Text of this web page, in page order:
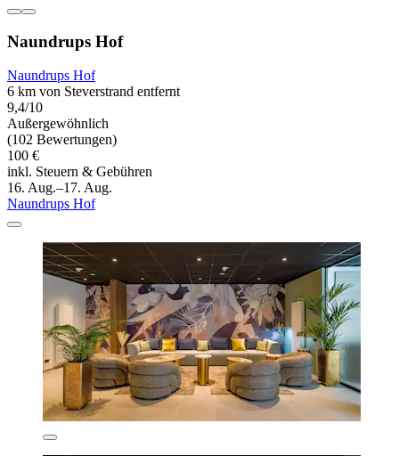
Naundrups Hof
Naundrups Hof
6 km von Steverstrand entfernt
9,4/10
Außergewöhnlich
(102 Bewertungen)
100 €
inkl. Steuern & Gebühren
16. Aug.–17. Aug.
Naundrups Hof